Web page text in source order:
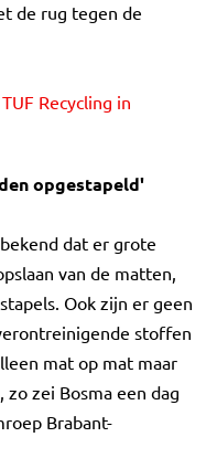
de rug tegen de
Recycling in
opgestapeld'
dat er grote
van de matten,
Ook zijn er geen
stoffen
mat op mat maar
zei Bosma een dag
Brabant-